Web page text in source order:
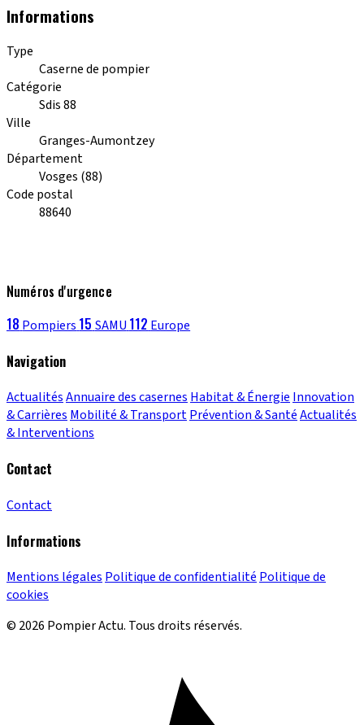
Informations
Type
Caserne de pompier
Catégorie
Sdis 88
Ville
Granges-Aumontzey
Département
Vosges (88)
Code postal
88640
Numéros d'urgence
18 Pompiers 15 SAMU 112 Europe
Navigation
ActualitésAnnuaire des casernes Habitat & Énergie Innovation
& Carrières Mobilité & TransportPrévention & SantéActualités
& Interventions
Contact
Contact
Informations
Mentions légales Politique de confidentialité Politique de
cookies
© 2026 Pompier Actu. Tous droits réservés.